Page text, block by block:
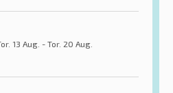
13 Aug. - Tor. 20 Aug.